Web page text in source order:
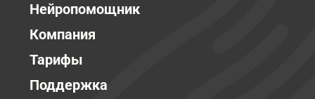
Нейропомощник
Компания
Тарифы
Поддержка